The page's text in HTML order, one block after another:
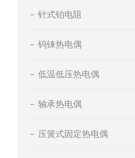
针式铂电阻
钨铼热电偶
低温低压热电偶
轴承热电偶
压簧式固定热电偶